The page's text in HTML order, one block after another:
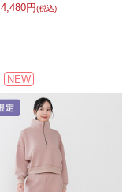
4,480円(税込)
NEW